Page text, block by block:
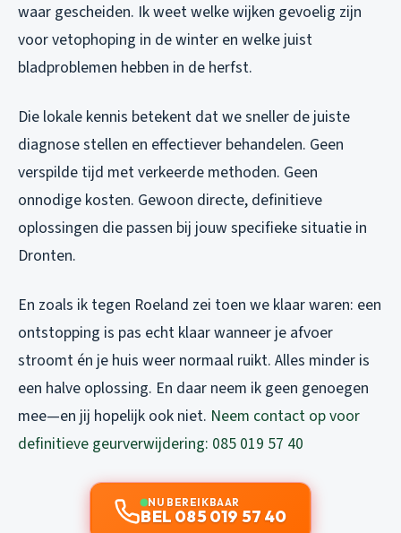
waar gescheiden. Ik weet welke wijken gevoelig zijn
voor vetophoping in de winter en welke juist
bladproblemen hebben in de herfst.
Die lokale kennis betekent dat we sneller de juiste
diagnose stellen en effectiever behandelen. Geen
verspilde tijd met verkeerde methoden. Geen
onnodige kosten. Gewoon directe, definitieve
oplossingen die passen bij jouw specifieke situatie in
Dronten.
En zoals ik tegen Roeland zei toen we klaar waren: een
ontstopping is pas echt klaar wanneer je afvoer
stroomt én je huis weer normaal ruikt. Alles minder is
een halve oplossing. En daar neem ik geen genoegen
mee—en jij hopelijk ook niet. Neem contact op voor
definitieve geurverwijdering: 085 019 57 40
NU BEREIKBAAR
BEL 085 019 57 40